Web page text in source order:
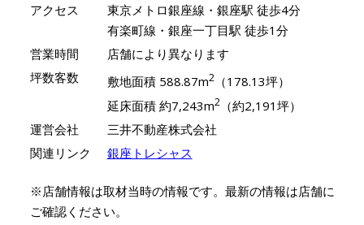
アクセス
東京メトロ銀座線・銀座駅 徒歩4分
有楽町線・銀座一丁目駅 徒歩1分
営業時間
店舗により異なります
坪数客数
敷地面積 588.87m2（178.13坪）
延床面積 約7,243m2（約2,191坪）
運営会社
三井不動産株式会社
関連リンク
銀座トレシャス
※店舗情報は取材当時の情報です。最新の情報は店舗に
ご確認ください。